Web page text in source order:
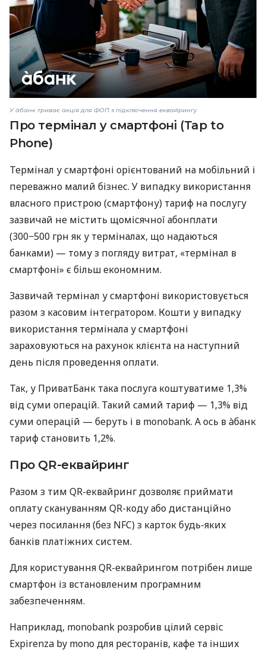
У àбанк триває акція для ФОП з підключення еквайрингу
Про термінал у смартфоні (Tap to
Phone)
Термінал у смартфоні орієнтований на мобільний і
переважно малий бізнес. У випадку використання
власного пристрою (смартфону) тариф на послугу
зазвичай не містить щомісячної абонплати
(300−500 грн як у терміналах, що надаються
банками) — тому з погляду витрат, «термінал в
смартфоні» є більш економним.
Зазвичай термінал у смартфоні використовується
разом з касовим інтегратором. Кошти у випадку
використання термінала у смартфоні
зараховуються на рахунок клієнта на наступний
день після проведення оплати.
Так, у ПриватБанк така послуга коштуватиме 1,3%
від суми операцій. Такий самий тариф — 1,3% від
суми операцій — беруть і в monobank. А ось в àбанк
тариф становить 1,2%.
Про QR-еквайринг
Разом з тим QR-еквайринг дозволяє приймати
оплату скануванням QR-коду або дистанційно
через посилання (без NFC) з карток будь-яких
банків платіжних систем.
Для користування QR-еквайрингом потрібен лише
смартфон із встановленим програмним
забезпеченням.
Наприклад, monobank розробив цілий сервіс
Expirenza by mono для ресторанів, кафе та інших